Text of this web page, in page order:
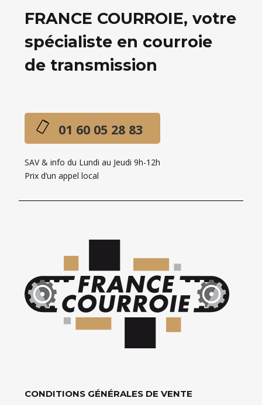
FRANCE COURROIE, votre
spécialiste en courroie
de transmission
01 60 05 28 83
SAV & info du Lundi au Jeudi 9h-12h
Prix d’un appel local
CONDITIONS GÉNÉRALES DE VENTE